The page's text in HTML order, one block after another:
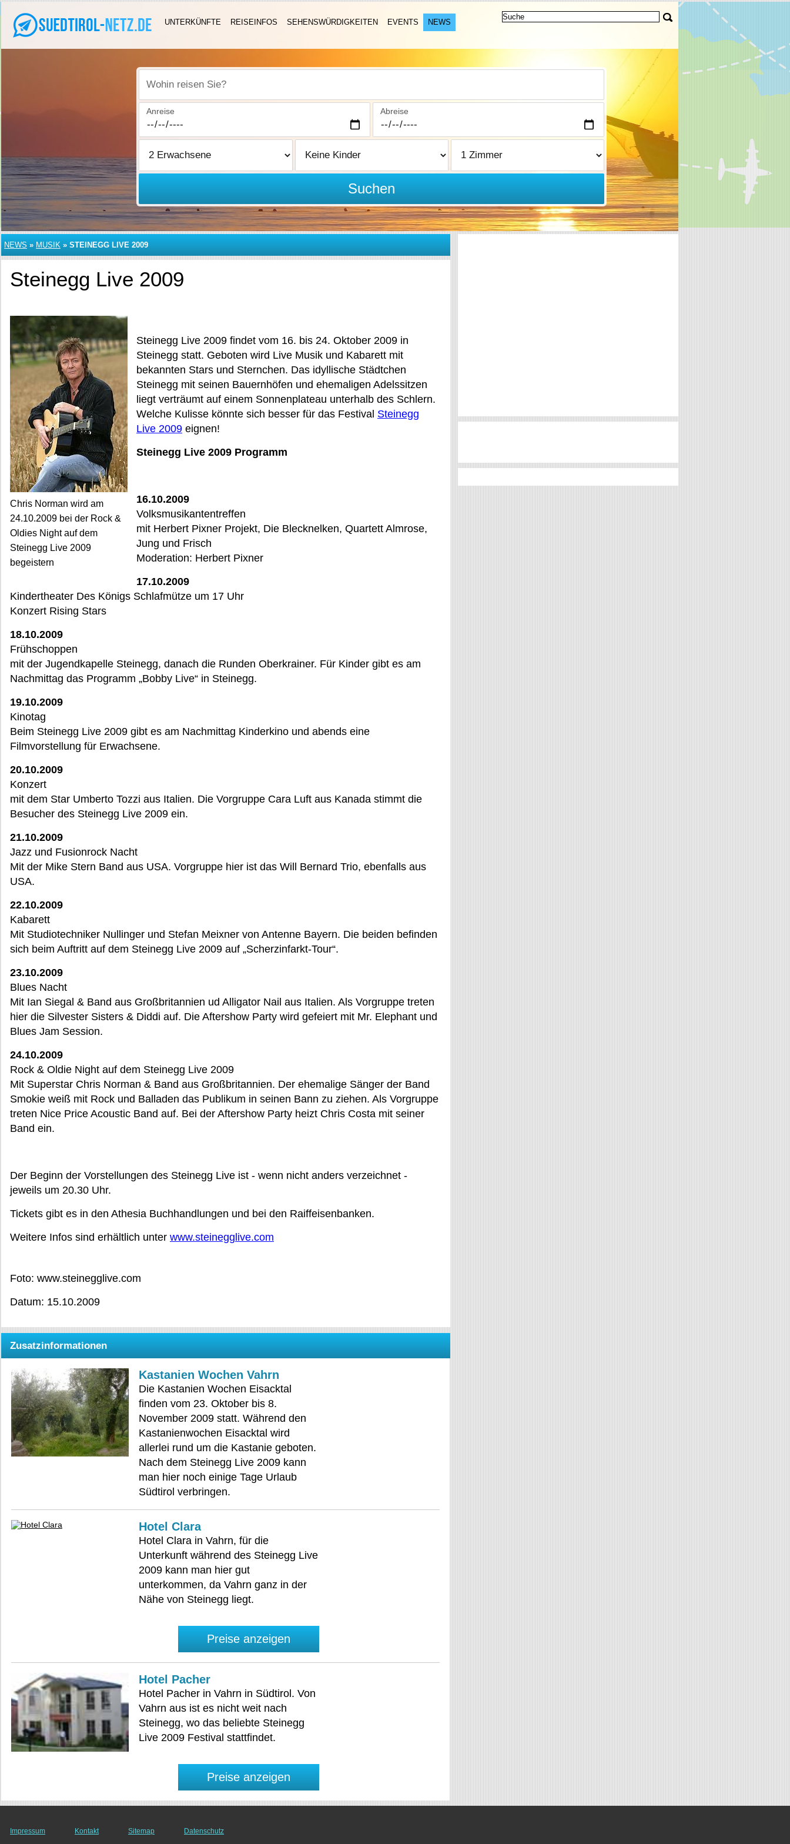
UNTERKÜNFTE REISEINFOS SEHENSWÜRDIGKEITEN EVENTS NEWS
Wohin reisen Sie?
Anreise Abreise
Suchen
NEWS » MUSIK » STEINEGG LIVE 2009
Steinegg Live 2009
Chris Norman wird am
24.10.2009 bei der Rock &
Oldies Night auf dem
Steinegg Live 2009
begeistern
Steinegg Live 2009 findet vom 16. bis 24. Oktober 2009 in
Steinegg statt. Geboten wird Live Musik und Kabarett mit
bekannten Stars und Sternchen. Das idyllische Städtchen
Steinegg mit seinen Bauernhöfen und ehemaligen Adelssitzen
liegt verträumt auf einem Sonnenplateau unterhalb des Schlern.
Welche Kulisse könnte sich besser für das Festival Steinegg
Live 2009 eignen!
Steinegg Live 2009 Programm
16.10.2009
Volksmusikantentreffen
mit Herbert Pixner Projekt, Die Blecknelken, Quartett Almrose,
Jung und Frisch
Moderation: Herbert Pixner
17.10.2009
Kindertheater Des Königs Schlafmütze um 17 Uhr
Konzert Rising Stars
18.10.2009
Frühschoppen
mit der Jugendkapelle Steinegg, danach die Runden Oberkrainer. Für Kinder gibt es am
Nachmittag das Programm „Bobby Live“ in Steinegg.
19.10.2009
Kinotag
Beim Steinegg Live 2009 gibt es am Nachmittag Kinderkino und abends eine
Filmvorstellung für Erwachsene.
20.10.2009
Konzert
mit dem Star Umberto Tozzi aus Italien. Die Vorgruppe Cara Luft aus Kanada stimmt die
Besucher des Steinegg Live 2009 ein.
21.10.2009
Jazz und Fusionrock Nacht
Mit der Mike Stern Band aus USA. Vorgruppe hier ist das Will Bernard Trio, ebenfalls aus
USA.
22.10.2009
Kabarett
Mit Studiotechniker Nullinger und Stefan Meixner von Antenne Bayern. Die beiden befinden
sich beim Auftritt auf dem Steinegg Live 2009 auf „Scherzinfarkt-Tour“.
23.10.2009
Blues Nacht
Mit Ian Siegal & Band aus Großbritannien ud Alligator Nail aus Italien. Als Vorgruppe treten
hier die Silvester Sisters & Diddi auf. Die Aftershow Party wird gefeiert mit Mr. Elephant und
Blues Jam Session.
24.10.2009
Rock & Oldie Night auf dem Steinegg Live 2009
Mit Superstar Chris Norman & Band aus Großbritannien. Der ehemalige Sänger der Band
Smokie weiß mit Rock und Balladen das Publikum in seinen Bann zu ziehen. Als Vorgruppe
treten Nice Price Acoustic Band auf. Bei der Aftershow Party heizt Chris Costa mit seiner
Band ein.
Der Beginn der Vorstellungen des Steinegg Live ist - wenn nicht anders verzeichnet -
jeweils um 20.30 Uhr.
Tickets gibt es in den Athesia Buchhandlungen und bei den Raiffeisenbanken.
Weitere Infos sind erhältlich unter www.steinegglive.com
Foto: www.steinegglive.com
Datum: 15.10.2009
Zusatzinformationen
Kastanien Wochen Vahrn
Die Kastanien Wochen Eisacktal
finden vom 23. Oktober bis 8.
November 2009 statt. Während den
Kastanienwochen Eisacktal wird
allerlei rund um die Kastanie geboten.
Nach dem Steinegg Live 2009 kann
man hier noch einige Tage Urlaub
Südtirol verbringen.
Hotel Clara
Hotel Clara in Vahrn, für die
Unterkunft während des Steinegg Live
2009 kann man hier gut
unterkommen, da Vahrn ganz in der
Nähe von Steinegg liegt.
Preise anzeigen
Hotel Pacher
Hotel Pacher in Vahrn in Südtirol. Von
Vahrn aus ist es nicht weit nach
Steinegg, wo das beliebte Steinegg
Live 2009 Festival stattfindet.
Preise anzeigen
Impressum Kontakt Sitemap Datenschutz